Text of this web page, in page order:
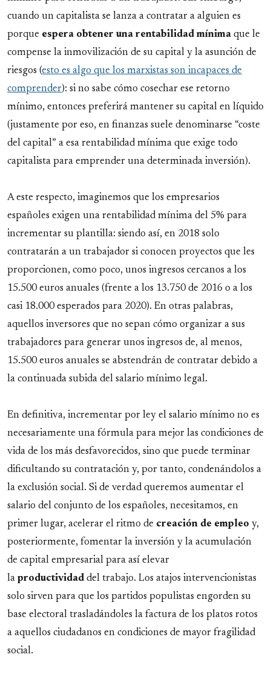
cuando un capitalista se lanza a contratar a alguien es
porque espera obtener una rentabilidad mínima que le
compense la inmovilización de su capital y la asunción de
riesgos (esto es algo que los marxistas son incapaces de
comprender): si no sabe cómo cosechar ese retorno
mínimo, entonces preferirá mantener su capital en líquido
(justamente por eso, en finanzas suele denominarse “coste
del capital” a esa rentabilidad mínima que exige todo
capitalista para emprender una determinada inversión).
A este respecto, imaginemos que los empresarios
españoles exigen una rentabilidad mínima del 5% para
incrementar su plantilla: siendo así, en 2018 solo
contratarán a un trabajador si conocen proyectos que les
proporcionen, como poco, unos ingresos cercanos a los
15.500 euros anuales (frente a los 13.750 de 2016 o a los
casi 18.000 esperados para 2020). En otras palabras,
aquellos inversores que no sepan cómo organizar a sus
trabajadores para generar unos ingresos de, al menos,
15.500 euros anuales se abstendrán de contratar debido a
la continuada subida del salario mínimo legal.
En definitiva, incrementar por ley el salario mínimo no es
necesariamente una fórmula para mejor las condiciones de
vida de los más desfavorecidos, sino que puede terminar
dificultando su contratación y, por tanto, condenándolos a
la exclusión social. Si de verdad queremos aumentar el
salario del conjunto de los españoles, necesitamos, en
primer lugar, acelerar el ritmo de creación de empleo y,
posteriormente, fomentar la inversión y la acumulación
de capital empresarial para así elevar
la productividad del trabajo. Los atajos intervencionistas
solo sirven para que los partidos populistas engorden su
base electoral trasladándoles la factura de los platos rotos
a aquellos ciudadanos en condiciones de mayor fragilidad
social.